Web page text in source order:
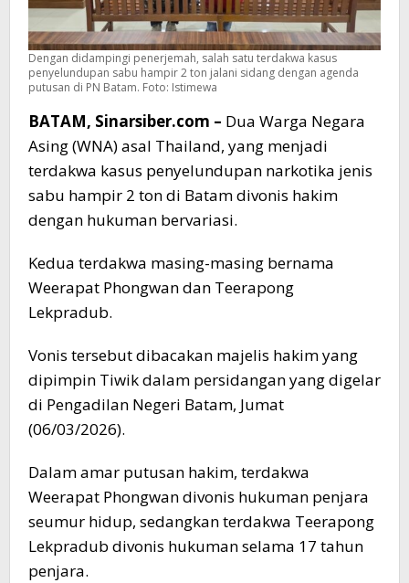
Dengan didampingi penerjemah, salah satu terdakwa kasus
penyelundupan sabu hampir 2 ton jalani sidang dengan agenda
putusan di PN Batam. Foto: Istimewa
BATAM, Sinarsiber.com – Dua Warga Negara
Asing (WNA) asal Thailand, yang menjadi
terdakwa kasus penyelundupan narkotika jenis
sabu hampir 2 ton di Batam divonis hakim
dengan hukuman bervariasi.
Kedua terdakwa masing-masing bernama
Weerapat Phongwan dan Teerapong
Lekpradub.
Vonis tersebut dibacakan majelis hakim yang
dipimpin Tiwik dalam persidangan yang digelar
di Pengadilan Negeri Batam, Jumat
(06/03/2026).
Dalam amar putusan hakim, terdakwa
Weerapat Phongwan divonis hukuman penjara
seumur hidup, sedangkan terdakwa Teerapong
Lekpradub divonis hukuman selama 17 tahun
penjara.